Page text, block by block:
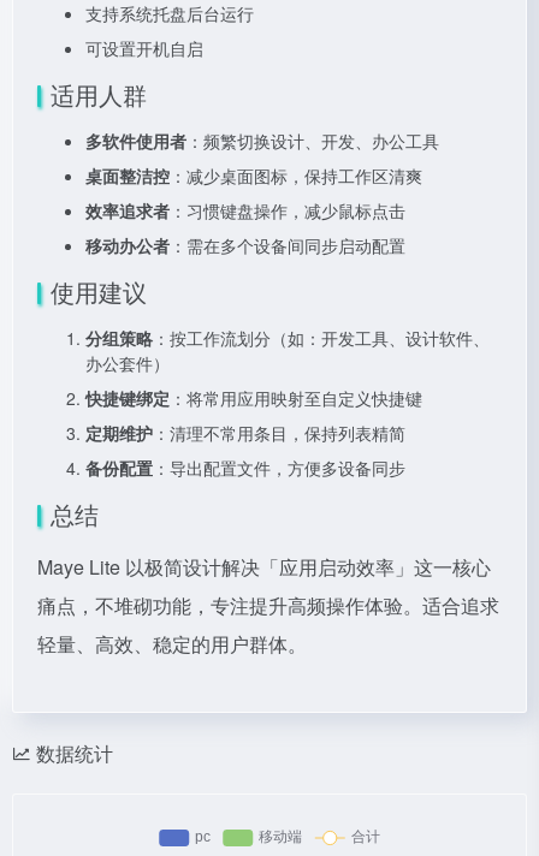
支持系统托盘后台运行
可设置开机自启
适用人群
多软件使用者 ：频繁切换设计、开发、办公工具
桌面整洁控 ：减少桌面图标，保持工作区清爽
效率追求者 ：习惯键盘操作，减少鼠标点击
移动办公者 ：需在多个设备间同步启动配置
使用建议
分组策略 ：按工作流划分（如：开发工具、设计软件、
办公套件）
快捷键绑定 ：将常用应用映射至自定义快捷键
定期维护 ：清理不常用条目，保持列表精简
备份配置 ：导出配置文件，方便多设备同步
总结
Maye Lite 以极简设计解决「应用启动效率」这一核心
痛点，不堆砌功能，专注提升高频操作体验。适合追求
轻量、高效、稳定的用户群体。
数据统计